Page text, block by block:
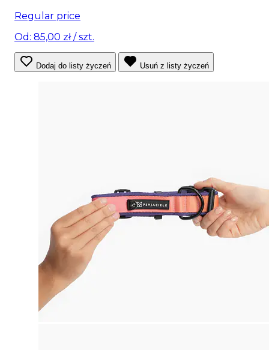
Regular price
Od: 85,00 zł/ szt.
Dodaj do listy życzeń Usuń z listy życzeń